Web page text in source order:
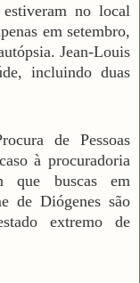
no local
em setembro,
Jean-Louis
incluindo duas
de Pessoas
à procuradoria
que buscas em
de Diógenes são
extremo de